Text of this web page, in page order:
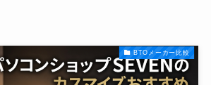
BTOメーカー比較